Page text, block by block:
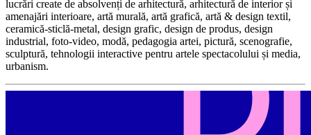
lucrări create de absolvenți de arhitectură, arhitectură de interior și
amenajări interioare, artă murală, artă grafică, artă & design textil,
ceramică-sticlă-metal, design grafic, design de produs, design
industrial, foto-video, modă, pedagogia artei, pictură, scenografie,
sculptură, tehnologii interactive pentru artele spectacolului și media,
urbanism.